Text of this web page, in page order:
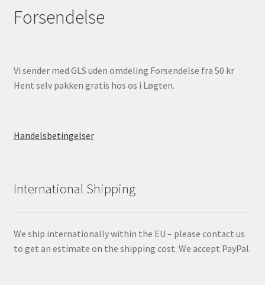
Forsendelse
Vi sender med GLS uden omdeling Forsendelse fra 50 kr
Hent selv pakken gratis hos os i Løgten.
Handelsbetingelser
International Shipping
We ship internationally within the EU – please contact us
to get an estimate on the shipping cost. We accept PayPal.